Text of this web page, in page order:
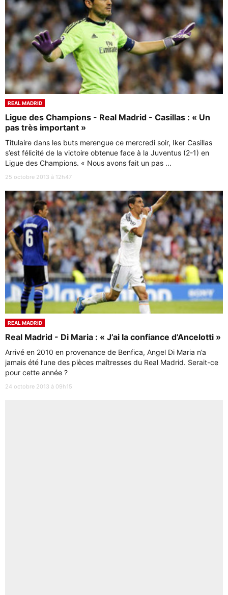
REAL MADRID
Ligue des Champions - Real Madrid - Casillas : « Un
pas très important »
Titulaire dans les buts merengue ce mercredi soir, Iker Casillas
s’est félicité de la victoire obtenue face à la Juventus (2-1) en
Ligue des Champions. « Nous avons fait un pas ...
25 octobre 2013 à 12h47
REAL MADRID
Real Madrid - Di Maria : « J’ai la confiance d’Ancelotti »
Arrivé en 2010 en provenance de Benfica, Angel Di Maria n’a
jamais été l’une des pièces maîtresses du Real Madrid. Serait-ce
pour cette année ?
24 octobre 2013 à 09h15